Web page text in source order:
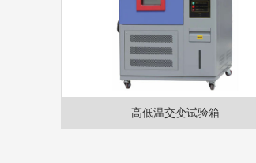
高低温交变试验箱